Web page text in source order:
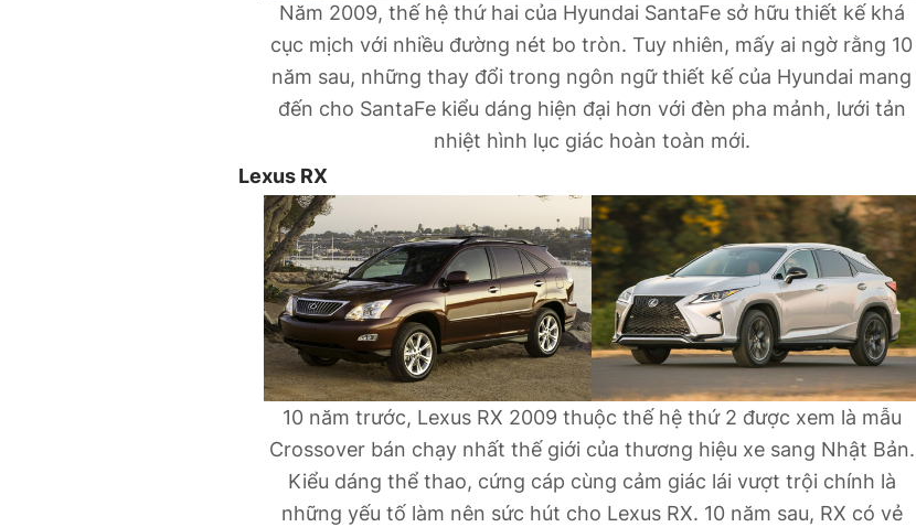
Năm 2009, thế hệ thứ hai của Hyundai SantaFe sở hữu thiết kế khá
cục mịch với nhiều đường nét bo tròn. Tuy nhiên, mấy ai ngờ rằng 10
năm sau, những thay đổi trong ngôn ngữ thiết kế của Hyundai mang
đến cho SantaFe kiểu dáng hiện đại hơn với đèn pha mảnh, lưới tản
nhiệt hình lục giác hoàn toàn mới.
Lexus RX
10 năm trước, Lexus RX 2009 thuộc thế hệ thứ 2 được xem là mẫu
Crossover bán chạy nhất thế giới của thương hiệu xe sang Nhật Bản.
Kiểu dáng thể thao, cứng cáp cùng cảm giác lái vượt trội chính là
những yếu tố làm nên sức hút cho Lexus RX. 10 năm sau, RX có vẻ